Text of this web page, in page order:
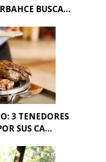
BUSCA...
3 TENEDORES
SUS CA...